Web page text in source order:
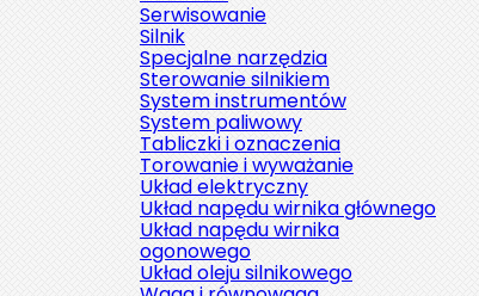
Serwisowanie
Silnik
Specjalne narzędzia
Sterowanie silnikiem
System instrumentów
System paliwowy
Tabliczki i oznaczenia
Torowanie i wyważanie
Układ elektryczny
Układ napędu wirnika głównego
Układ napędu wirnika
ogonowego
Układ oleju silnikowego